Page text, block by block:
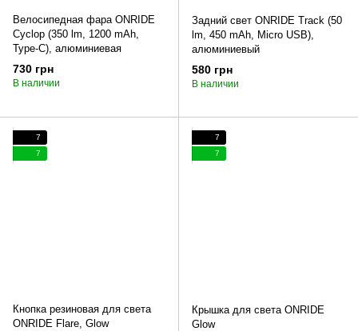
Велосипедная фара ONRIDE
Cyclop (350 lm, 1200 mAh,
Type-C), алюминиевая
730 грн
В наличии
Задний свет ONRIDE Track (50
lm, 450 mAh, Micro USB),
алюминиевый
580 грн
В наличии
7
7
Кнопка резиновая для света
ONRIDE Flare, Glow
7
7
Крышка для света ONRIDE
Glow